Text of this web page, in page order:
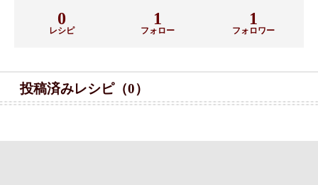
0
レシピ
1
フォロー
1
フォロワー
投稿済みレシピ（0）